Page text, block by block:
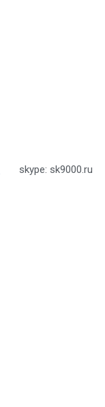
skype: sk9000.ru